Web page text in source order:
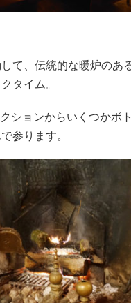
て、伝統的な暖炉のあ
タイム。
ションからいくつかボ
参ります。